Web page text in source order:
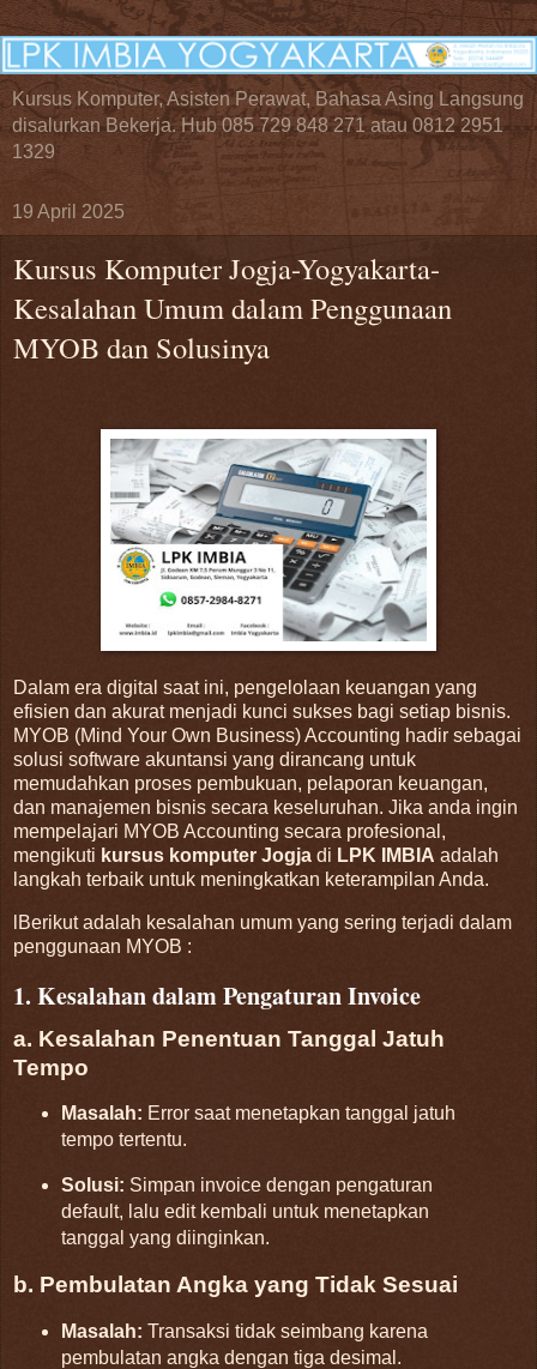
Kursus Komputer, Asisten Perawat, Bahasa Asing Langsung
disalurkan Bekerja. Hub 085 729 848 271 atau 0812 2951
1329
19 April 2025
Kursus Komputer Jogja-Yogyakarta-
Kesalahan Umum dalam Penggunaan
MYOB dan Solusinya
Dalam era digital saat ini, pengelolaan keuangan yang
efisien dan akurat menjadi kunci sukses bagi setiap bisnis.
MYOB (Mind Your Own Business) Accounting hadir sebagai
solusi software akuntansi yang dirancang untuk
memudahkan proses pembukuan, pelaporan keuangan,
dan manajemen bisnis secara keseluruhan. Jika anda ingin
mempelajari MYOB Accounting secara profesional,
mengikuti kursus komputer Jogja di LPK IMBIA adalah
langkah terbaik untuk meningkatkan keterampilan Anda.
lBerikut adalah kesalahan umum yang sering terjadi dalam
penggunaan MYOB :
1. Kesalahan dalam Pengaturan Invoice
a. Kesalahan Penentuan Tanggal Jatuh
Tempo
Masalah: Error saat menetapkan tanggal jatuh
tempo tertentu.
Solusi: Simpan invoice dengan pengaturan
default, lalu edit kembali untuk menetapkan
tanggal yang diinginkan.
b. Pembulatan Angka yang Tidak Sesuai
Masalah: Transaksi tidak seimbang karena
pembulatan angka dengan tiga desimal.